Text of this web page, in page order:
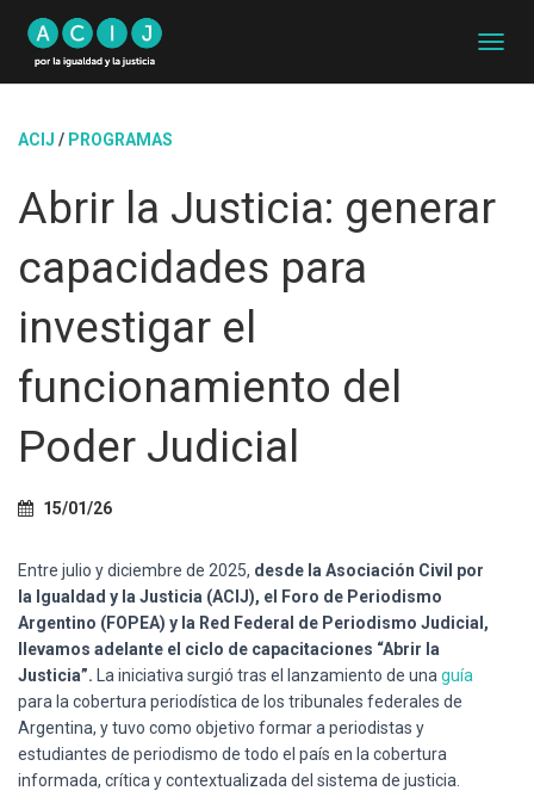
A
R
ACIJ / PROGRAMAS
Abrir la Justicia: generar
capacidades para
investigar el
funcionamiento del
Poder Judicial
15/01/26
Entre julio y diciembre de 2025, desde la Asociación Civil por
la Igualdad y la Justicia (ACIJ), el Foro de Periodismo
Argentino (FOPEA) y la Red Federal de Periodismo Judicial,
llevamos adelante el ciclo de capacitaciones “Abrir la
Justicia”. La iniciativa surgió tras el lanzamiento de una guía
para la cobertura periodística de los tribunales federales de
Argentina, y tuvo como objetivo formar a periodistas y
estudiantes de periodismo de todo el país en la cobertura
informada, crítica y contextualizada del sistema de justicia.